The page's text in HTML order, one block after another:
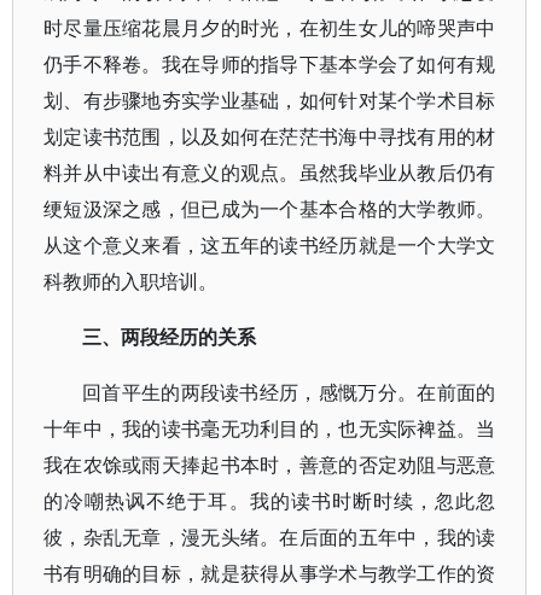
时尽量压缩花晨月夕的时光，在初生女儿的啼哭声中
仍手不释卷。我在导师的指导下基本学会了如何有规
划、有步骤地夯实学业基础，如何针对某个学术目标
划定读书范围，以及如何在茫茫书海中寻找有用的材
料并从中读出有意义的观点。虽然我毕业从教后仍有
绠短汲深之感，但已成为一个基本合格的大学教师。
从这个意义来看，这五年的读书经历就是一个大学文
科教师的入职培训。
三、两段经历的关系
回首平生的两段读书经历，感慨万分。在前面的
十年中，我的读书毫无功利目的，也无实际裨益。当
我在农馀或雨天捧起书本时，善意的否定劝阻与恶意
的冷嘲热讽不绝于耳。我的读书时断时续，忽此忽
彼，杂乱无章，漫无头绪。在后面的五年中，我的读
书有明确的目标，就是获得从事学术与教学工作的资